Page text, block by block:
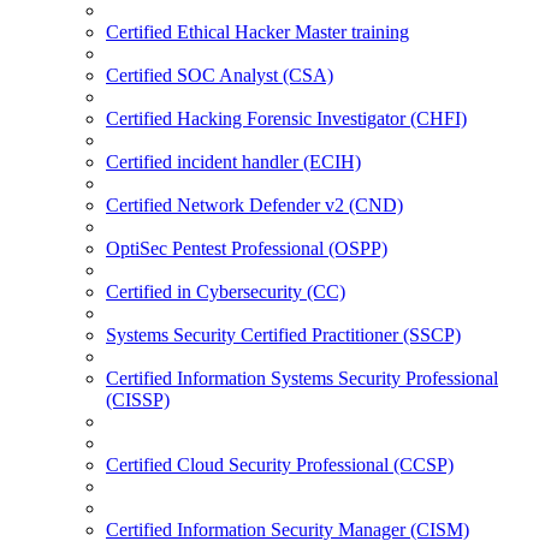
Certified Ethical Hacker Master training
Certified SOC Analyst (CSA)
Certified Hacking Forensic Investigator (CHFI)
Certified incident handler (ECIH)
Certified Network Defender v2 (CND)
OptiSec Pentest Professional (OSPP)
Certified in Cybersecurity (CC)
Systems Security Certified Practitioner (SSCP)
Certified Information Systems Security Professional
(CISSP)
Certified Cloud Security Professional (CCSP)
Certified Information Security Manager (CISM)